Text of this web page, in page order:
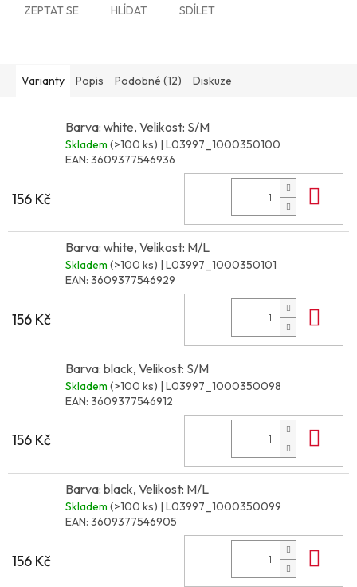
ZEPTAT SE HLÍDAT SDÍLET
Varianty Popis Podobné (12) Diskuze
Barva: white, Velikost: S/M
Skladem (>100 ks) | L03997_1000350100
EAN: 3609377546936
156 Kč
Barva: white, Velikost: M/L
Skladem (>100 ks) | L03997_1000350101
EAN: 3609377546929
156 Kč
Barva: black, Velikost: S/M
Skladem (>100 ks) | L03997_1000350098
EAN: 3609377546912
156 Kč
Barva: black, Velikost: M/L
Skladem (>100 ks) | L03997_1000350099
EAN: 3609377546905
156 Kč